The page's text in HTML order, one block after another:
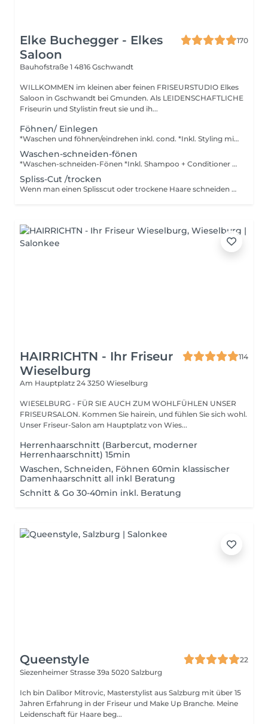
Elke Buchegger - Elkes
Saloon
170
Bauhofstraße 1 4816 Gschwandt
WILLKOMMEN im kleinen aber feinen FRISEURSTUDIO Elkes
Saloon in Gschwandt bei Gmunden. Als LEIDENSCHAFTLICHE
Friseurin und Stylistin freut sie und ih...
Föhnen/ Einlegen
*Waschen und föhnen/eindrehen inkl. cond. *Inkl. Styling mit dem Lockenstab oder Glätteneisen *Inkl Haftwickler + Wärme
Waschen-schneiden-fönen
*Waschen-schneiden-Fönen *Inkl. Shampoo + Conditioner + Stylingprodukte *Inkl. Lockenstab oder Glätteisen *Inkl. Haftwickler + Wärme
Spliss-Cut /trocken
Wenn man einen Splisscut oder trockene Haare schneiden will. Hier werden gespaltene/kaputte Spitzen gesäubert. Ideal wenn man die Haare wachsen lassen will
HAIRRICHTN - Ihr Friseur
Wieselburg
114
Am Hauptplatz 24 3250 Wieselburg
WIESELBURG - FÜR SIE AUCH ZUM WOHLFÜHLEN UNSER
FRISEURSALON. Kommen Sie hairein, und fühlen Sie sich wohl.
Unser Friseur-Salon am Hauptplatz von Wies...
Herrenhaarschnitt (Barbercut, moderner
Herrenhaarschnitt) 15min
Waschen, Schneiden, Föhnen 60min klassischer
Damenhaarschnitt all inkl Beratung
Schnitt & Go 30-40min inkl. Beratung
Queenstyle
22
Siezenheimer Strasse 39a 5020 Salzburg
Ich bin Dalibor Mitrovic, Masterstylist aus Salzburg mit über 15
Jahren Erfahrung in der Friseur und Make Up Branche. Meine
Leidenschaft für Haare beg...